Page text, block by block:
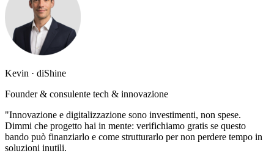
Kevin · diShine
Founder & consulente tech & innovazione
"Innovazione e digitalizzazione sono investimenti, non spese.
Dimmi che progetto hai in mente: verifichiamo gratis se questo
bando può finanziarlo e come strutturarlo per non perdere tempo in
soluzioni inutili.